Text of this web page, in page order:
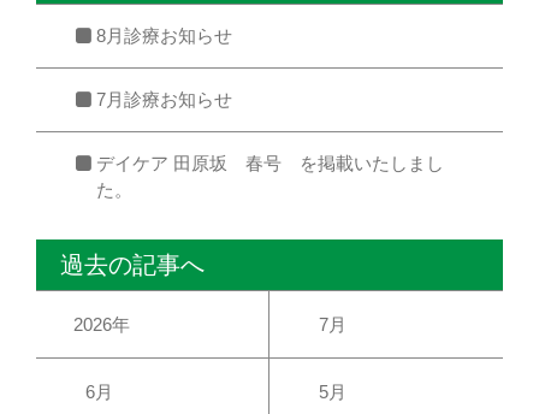
8月診療お知らせ
7月診療お知らせ
デイケア 田原坂 春号 を掲載いたしまし
た。
過去の記事へ
2026年 7月
6月 5月